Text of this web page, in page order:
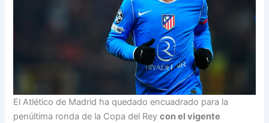
El Atlético de Madrid ha quedado encuadrado para la
penúltima ronda de la Copa del Reycon el vigente